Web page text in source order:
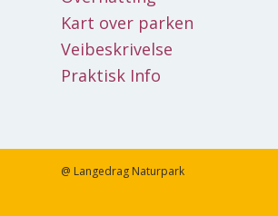
Kart over parken
Veibeskrivelse
Praktisk Info
@ Langedrag Naturpark